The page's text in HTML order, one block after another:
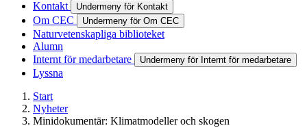
Kontakt Undermeny för Kontakt
Om CEC Undermeny för Om CEC
Naturvetenskapliga biblioteket
Alumn
Internt för medarbetare
Undermeny för Internt för medarbetare
Lyssna
Start
Nyheter
Minidokumentär: Klimatmodeller och skogen